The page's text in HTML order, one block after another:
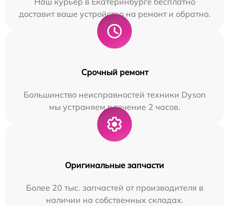
доставит ваше устройство на ремонт и обратно.
Срочный ремонт
Большинство неисправностей техники Dyson
мы устраняем в течение 2 часов.
Оригинальные запчасти
Более 20 тыс. запчастей от производителя в
наличии на собственных складах.